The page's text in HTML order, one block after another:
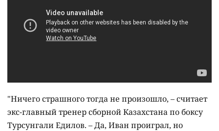
"Ничего страшного тогда не произошло, – считает
экс-главный тренер сборной Казахстана по боксу
Турсунгали Едилов. – Да, Иван проиграл, но